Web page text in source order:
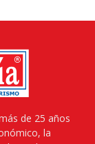
de 25 años
la